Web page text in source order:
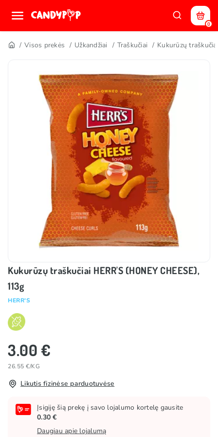
0
Visos prekės Užkandžiai Traškučiai Kukurūzų traškučiai
Kukurūzų traškučiai HERR'S (HONEY CHEESE),
113g
HERR'S
3.00 €
26.55 €/KG
Likutis fizinėse parduotuvėse
Įsigiję šią prekę į savo lojalumo kortelę gausite
0.30 €
Daugiau apie lojalumą